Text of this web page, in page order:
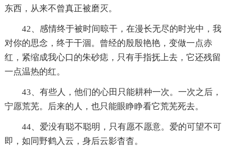
东西，从来不曾真正被磨灭。
42、感情终于被时间晾干，在漫长无尽的时光中，我
对你的思念，终于干涸。曾经的殷殷艳艳，变做一点赤
红，紧缩成我心口的朱砂痣，只有手指抚上去，它还残留
一点温热的红。
43、有些人，他们的心田只能耕种一次。一次之后，
宁愿荒芜。后来的人，也只能眼睁睁看它荒芜死去。
44、爱没有聪不聪明，只有愿不愿意。爱的可望不可
即，如同野鹤入云，身后云影杳杳。